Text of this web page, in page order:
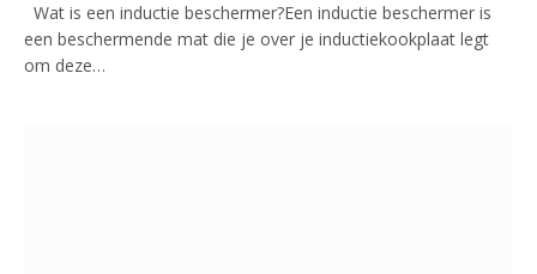
Wat is een inductie beschermer?Een inductie beschermer is
een beschermende mat die je over je inductiekookplaat legt
om deze…